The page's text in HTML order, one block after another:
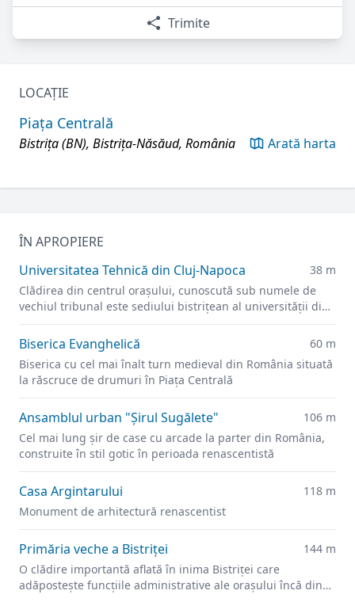
Trimite
LOCAȚIE
Piața Centrală
Bistrița (BN), Bistrița-Năsăud, România Arată harta
ÎN APROPIERE
Universitatea Tehnică din Cluj-Napoca
38 m
Clădirea din centrul orașului, cunoscută sub numele de
vechiul tribunal este sediului bistrițean al universității din
2021.
Biserica Evanghelică
60 m
Biserica cu cel mai înalt turn medieval din România situată
la răscruce de drumuri în Piața Centrală
Ansamblul urban "Şirul Sugălete"
106 m
Cel mai lung şir de case cu arcade la parter din România,
construite în stil gotic în perioada renascentistă
Casa Argintarului
118 m
Monument de arhitectură renascentist
Primăria veche a Bistriței
144 m
O clădire importantă aflată în inima Bistriței care
adăpostește funcțiile administrative ale orașului încă din